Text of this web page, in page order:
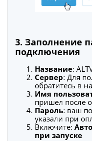
3. Заполнение
подключения
Название:
Сервер: Для
обратитесь в
Имя
пришел после
Пароль: ваш
указали при
Включите:
при запуске